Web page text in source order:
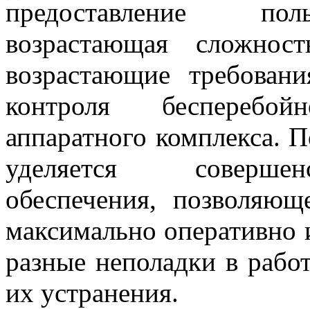
предоставление
возрастающая
возрастающие
контроля
аппаратного комплекса.
уделяется
обеспечения,
максимально оперативно
разные неполадки в
их устранения.